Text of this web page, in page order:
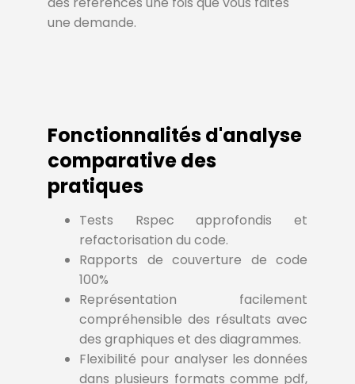
une demande.
Fonctionnalités d'analyse
comparative des
pratiques
Tests Rspec approfondis et
refactorisation du code.
Rapports de couverture de code
100%
Représentation facilement
compréhensible des résultats avec
des graphiques et des diagrammes.
Flexibilité pour analyser les données
dans plusieurs formats comme pdf,